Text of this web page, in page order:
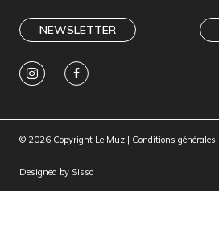
NEWSLETTER
© 2026 Copyright Le Muz | Conditions générales
Designed by Sisso